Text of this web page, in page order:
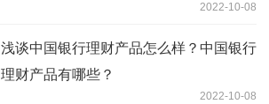
2022-10-08
浅谈中国银行理财产品怎么样？中国银行
理财产品有哪些？
2022-10-08